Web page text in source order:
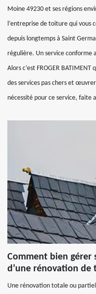
Moine 49230 et ses régions
l’entreprise de toiture qui vous
depuis longtemps à Saint
régulière. Un service conforme
Alors c’est FROGER
des services pas chers et
nécessité pour ce service, faite
Comment bien gérer
d’une rénovation de
Une rénovation totale ou